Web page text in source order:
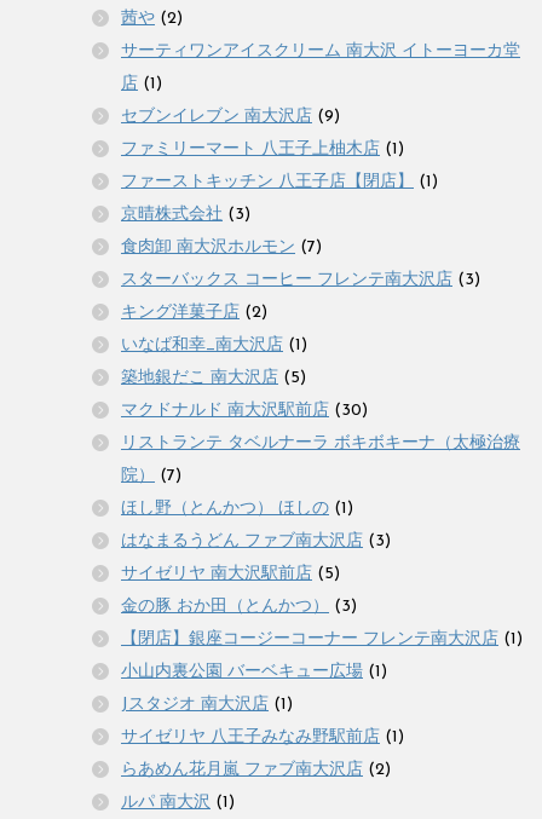
茜や (2)
サーティワンアイスクリーム 南大沢 イトーヨーカ堂
店 (1)
セブンイレブン 南大沢店 (9)
ファミリーマート 八王子上柚木店 (1)
ファーストキッチン 八王子店【閉店】
(1)
京晴株式会社 (3)
食肉卸 南大沢ホルモン (7)
スターバックス コーヒー フレンテ南大沢店 (3)
キング洋菓子店 (2)
いなば和幸_南大沢店 (1)
築地銀だこ 南大沢店 (5)
マクドナルド 南大沢駅前店 (30)
リストランテ タベルナーラ ボキボキーナ（太極治療
院）
(7)
ほし野（とんかつ） ほしの (1)
はなまるうどん ファブ南大沢店 (3)
サイゼリヤ 南大沢駅前店 (5)
金の豚 おか田（とんかつ）
(3)
【閉店】銀座コージーコーナー フレンテ南大沢店 (1)
小山内裏公園 バーベキュー広場 (1)
Jスタジオ 南大沢店 (1)
サイゼリヤ 八王子みなみ野駅前店 (1)
らあめん花月嵐 ファブ南大沢店 (2)
ルパ 南大沢 (1)